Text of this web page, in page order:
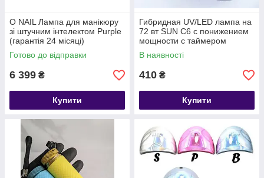
O NAIL Лампа для манікюру
зі штучним інтелектом Purple
(гарантія 24 місяці)
Готово до відправки
6 399 ₴
Купити
Гибридная UV/LED лампа на
72 вт SUN С6 с понижением
мощности с таймером
В наявності
410 ₴
Купити